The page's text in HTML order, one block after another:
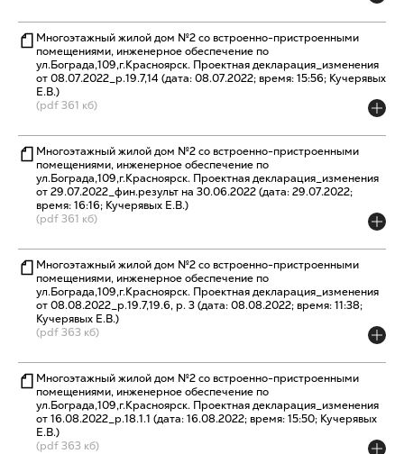
Многоэтажный жилой дом №2 со встроенно-пристроенными
помещениями, инженерное обеспечение по
ул.Бограда,109,г.Красноярск. Проектная декларация_изменения
от 08.07.2022_р.19.7,14 (дата: 08.07.2022; время: 15:56; Кучерявых
Е.В.)
(pdf 361 кб)
Многоэтажный жилой дом №2 со встроенно-пристроенными
помещениями, инженерное обеспечение по
ул.Бограда,109,г.Красноярск. Проектная декларация_изменения
от 29.07.2022_фин.результ на 30.06.2022 (дата: 29.07.2022;
время: 16:16; Кучерявых Е.В.)
(pdf 361 кб)
Многоэтажный жилой дом №2 со встроенно-пристроенными
помещениями, инженерное обеспечение по
ул.Бограда,109,г.Красноярск. Проектная декларация_изменения
от 08.08.2022_р.19.7,19.6, р. 3 (дата: 08.08.2022; время: 11:38;
Кучерявых Е.В.)
(pdf 363 кб)
Многоэтажный жилой дом №2 со встроенно-пристроенными
помещениями, инженерное обеспечение по
ул.Бограда,109,г.Красноярск. Проектная декларация_изменения
от 16.08.2022_р.18.1.1 (дата: 16.08.2022; время: 15:50; Кучерявых
Е.В.)
(pdf 363 кб)